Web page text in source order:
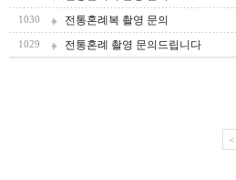
1030 전통혼례복 촬영 문의
1029 전통혼례 촬영 문의드립니다
<